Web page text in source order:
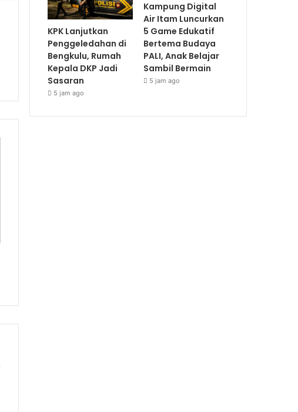
KPK Lanjutkan
Penggeledahan di
Bengkulu, Rumah
Kepala DKP Jadi
Sasaran
5 jam ago
Kampung Digital
Air Itam Luncurkan
5 Game Edukatif
Bertema Budaya
PALI, Anak Belajar
Sambil Bermain
5 jam ago